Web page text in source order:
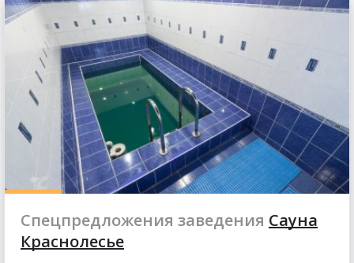
Спецпредложения заведения Сауна
Краснолесье